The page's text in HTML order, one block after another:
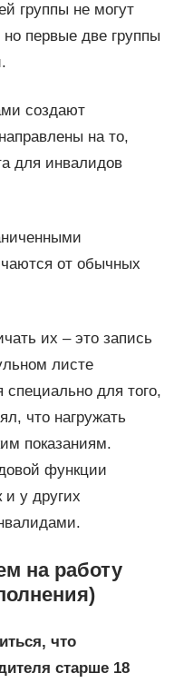
группы не могут
первые две группы
создают
на то,
для инвалидов
от обычных
их – это запись
листе
специально для того,
что нагружать
показаниям.
функции
и у других
на работу
что
старше 18